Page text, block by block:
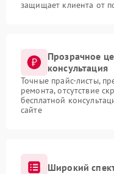
защищает клиента от
Прозрачное
консультация
Точные прайс-листы,
ремонта, отсутствие
бесплатной
сайте
Широкий